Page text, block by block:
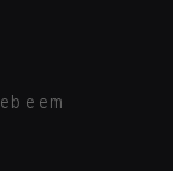
e em